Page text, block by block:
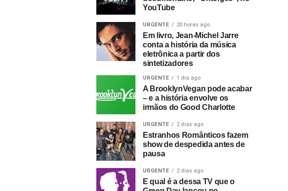
YouTube
URGENTE 20 horas ago
Em livro, Jean-Michel Jarre
conta a história da música
eletrônica a partir dos
sintetizadores
URGENTE 1 dia ago
A BrooklynVegan pode acabar
– e a história envolve os
irmãos do Good Charlotte
URGENTE 2 dias ago
Estranhos Românticos fazem
show de despedida antes de
pausa
URGENTE 2 dias ago
E qual é a dessa TV que o